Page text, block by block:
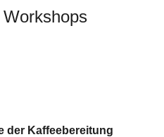
der Kaffeebereitung